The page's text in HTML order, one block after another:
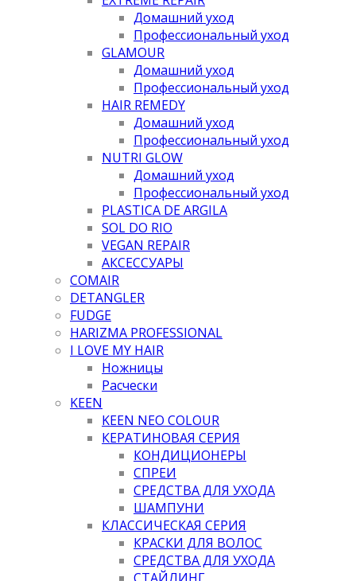
Домашний уход
Профессиональный уход
GLAMOUR
Домашний уход
Профессиональный уход
HAIR REMEDY
Домашний уход
Профессиональный уход
NUTRI GLOW
Домашний уход
Профессиональный уход
PLASTICA DE ARGILA
SOL DO RIO
VEGAN REPAIR
АКСЕССУАРЫ
COMAIR
DETANGLER
FUDGE
HARIZMA PROFESSIONAL
I LOVE MY HAIR
Ножницы
Расчески
KEEN
KEEN NEO COLOUR
КЕРАТИНОВАЯ СЕРИЯ
КОНДИЦИОНЕРЫ
СПРЕИ
СРЕДСТВА ДЛЯ УХОДА
ШАМПУНИ
КЛАССИЧЕСКАЯ СЕРИЯ
КРАСКИ ДЛЯ ВОЛОС
СРЕДСТВА ДЛЯ УХОДА